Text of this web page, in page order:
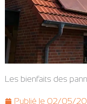
Les bienfaits des
Publié le 02/05/